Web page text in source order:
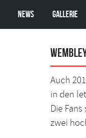
News Gallerie
Auch
in den
Die
zwei